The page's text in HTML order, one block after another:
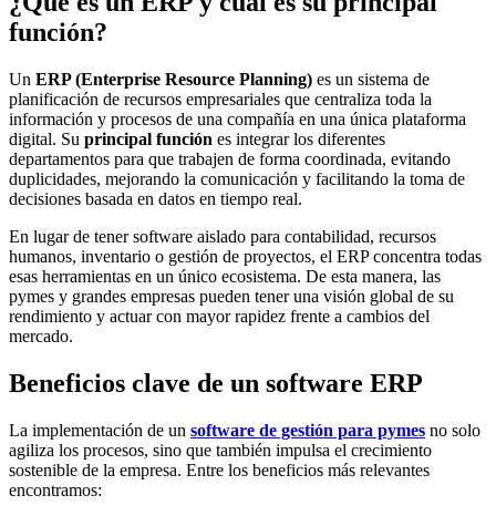
función?
Un ERP (Enterprise Resource Planning) es un sistema de
planificación de recursos empresariales que centraliza toda la
información y procesos de una compañía en una única plataforma
digital. Su principal función es integrar los diferentes
departamentos para que trabajen de forma coordinada, evitando
duplicidades, mejorando la comunicación y facilitando la toma de
decisiones basada en datos en tiempo real.
En lugar de tener software aislado para contabilidad, recursos
humanos, inventario o gestión de proyectos, el ERP concentra todas
esas herramientas en un único ecosistema. De esta manera, las
pymes y grandes empresas pueden tener una visión global de su
rendimiento y actuar con mayor rapidez frente a cambios del
mercado.
Beneficios clave de un software ERP
La implementación de un software de gestión para pymes no solo
agiliza los procesos, sino que también impulsa el crecimiento
sostenible de la empresa. Entre los beneficios más relevantes
encontramos: